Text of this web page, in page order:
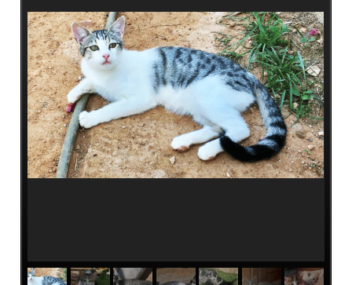
Unsere
Ziele
Team
Vereinssatzung
Kontakt